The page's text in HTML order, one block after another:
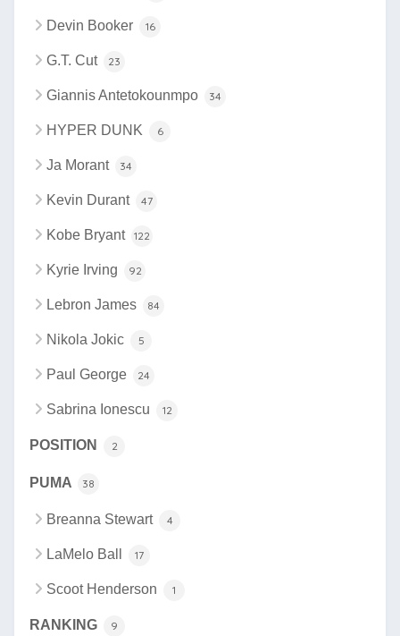
Devin Booker 16
G.T. Cut 23
Giannis Antetokounmpo 34
HYPER DUNK 6
Ja Morant 34
Kevin Durant 47
Kobe Bryant 122
Kyrie Irving 92
Lebron James 84
Nikola Jokic 5
Paul George 24
Sabrina Ionescu 12
POSITION 2
PUMA 38
Breanna Stewart 4
LaMelo Ball 17
Scoot Henderson 1
RANKING 9